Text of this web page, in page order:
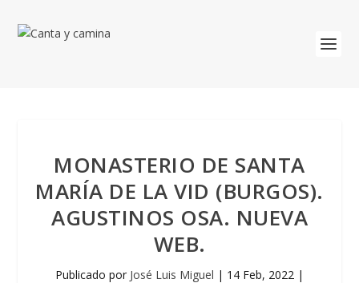
MONASTERIO DE SANTA
MARÍA DE LA VID (BURGOS).
AGUSTINOS OSA. NUEVA
WEB.
Publicado por José Luis Miguel | 14 Feb, 2022 |